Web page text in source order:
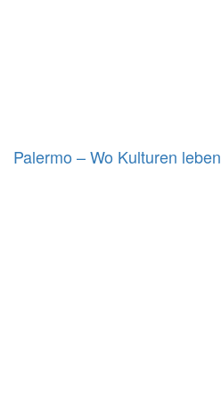
Palermo – Wo Kulturen leben